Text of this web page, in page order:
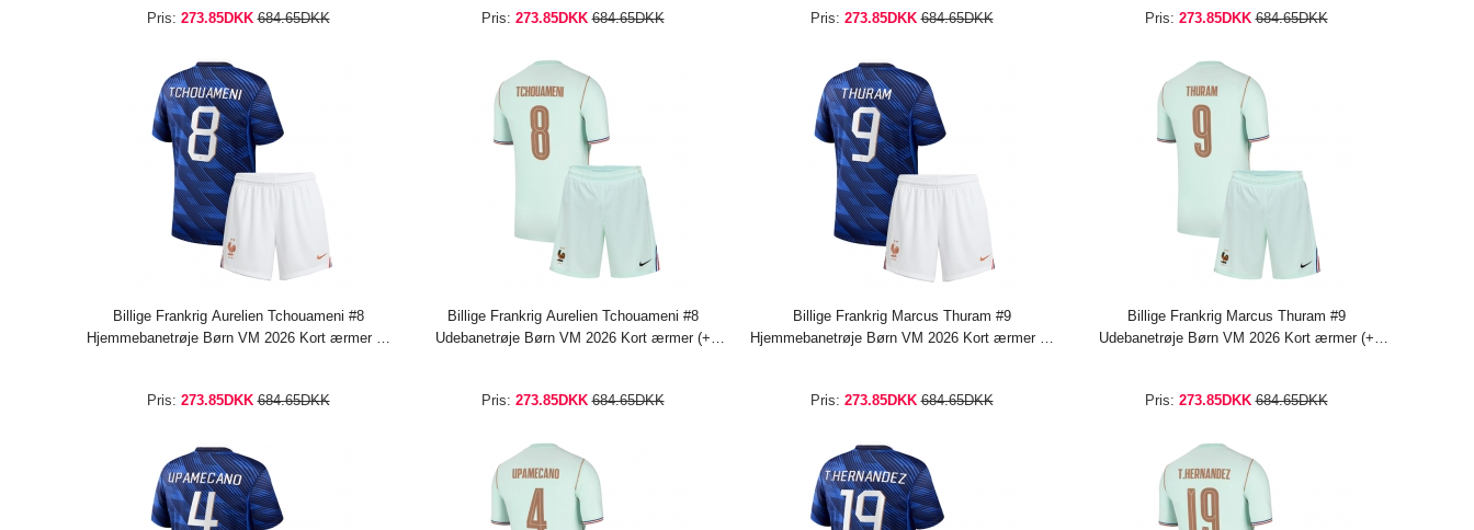
Pris: 273.85DKK 684.65DKK Pris: 273.85DKK 684.65DKK Pris: 273.85DKK 684.65DKK Pris: 273.85DKK 684.65DKK
Billige Frankrig Aurelien Tchouameni #8
Hjemmebanetrøje Børn VM 2026 Kort ærmer (+
Pris: 273.85DKK 684.65DKK
Billige Frankrig Aurelien Tchouameni #8
Udebanetrøje Børn VM 2026 Kort ærmer (+
Pris: 273.85DKK 684.65DKK
Billige Frankrig Marcus Thuram #9
Hjemmebanetrøje Børn VM 2026 Kort ærmer (+
Pris: 273.85DKK 684.65DKK
Billige Frankrig Marcus Thuram #9
Udebanetrøje Børn VM 2026 Kort ærmer (+
Pris: 273.85DKK 684.65DKK